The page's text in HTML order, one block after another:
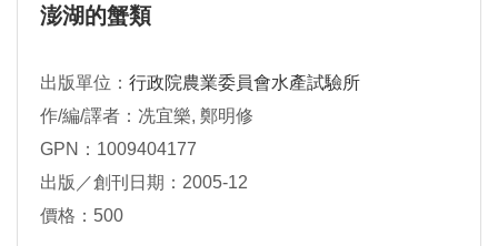
澎湖的蟹類
出版單位： 行政院農業委員會水產試驗所
作/編/譯者：冼宜樂, 鄭明修
GPN：1009404177
出版／創刊日期：2005-12
價格：500